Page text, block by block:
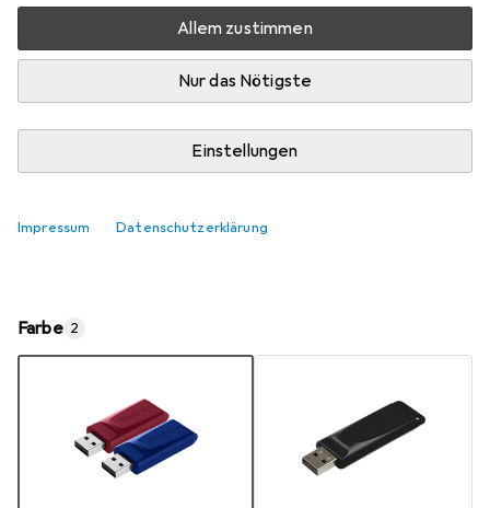
Allem zustimmen
Nur das Nötigste
Einstellungen
Impressum Datenschutzerklärung
Zwischen Di, 11.8. und Do, 13.8. geliefert
Nur 1 Stück an Lager beim Lieferanten
Lieferort angeben für genaue Lieferzeit
In den Warenkorb
Farbe 2